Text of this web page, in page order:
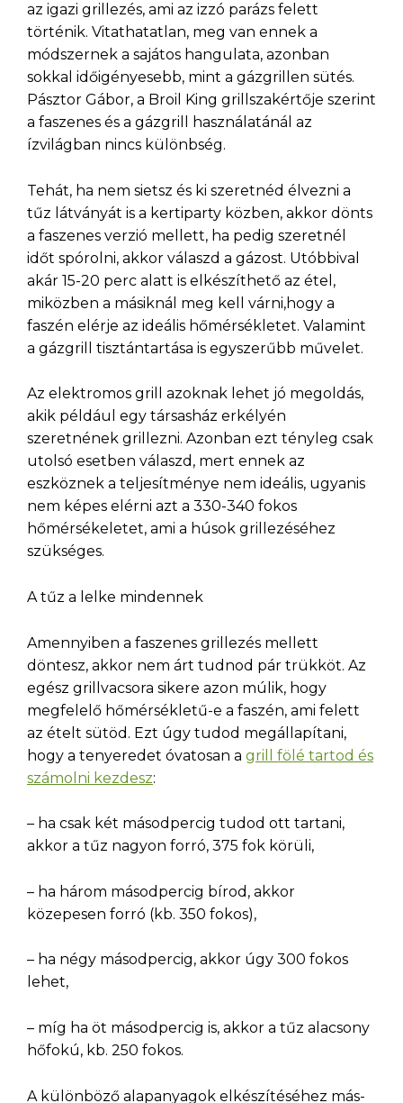
az igazi grillezés, ami az izzó parázs felett
történik. Vitathatatlan, meg van ennek a
módszernek a sajátos hangulata, azonban
sokkal időigényesebb, mint a gázgrillen sütés.
Pásztor Gábor, a Broil King grillszakértője szerint
a faszenes és a gázgrill használatánál az
ízvilágban nincs különbség.
Tehát, ha nem sietsz és ki szeretnéd élvezni a
tűz látványát is a kertiparty közben, akkor dönts
a faszenes verzió mellett, ha pedig szeretnél
időt spórolni, akkor válaszd a gázost. Utóbbival
akár 15-20 perc alatt is elkészíthető az étel,
miközben a másiknál meg kell várni,hogy a
faszén elérje az ideális hőmérsékletet. Valamint
a gázgrill tisztántartása is egyszerűbb művelet.
Az elektromos grill azoknak lehet jó megoldás,
akik például egy társasház erkélyén
szeretnének grillezni. Azonban ezt tényleg csak
utolsó esetben válaszd, mert ennek az
eszköznek a teljesítménye nem ideális, ugyanis
nem képes elérni azt a 330-340 fokos
hőmérsékeletet, ami a húsok grillezéséhez
szükséges.
A tűz a lelke mindennek
Amennyiben a faszenes grillezés mellett
döntesz, akkor nem árt tudnod pár trükköt. Az
egész grillvacsora sikere azon múlik, hogy
megfelelő hőmérsékletű-e a faszén, ami felett
az ételt sütöd. Ezt úgy tudod megállapítani,
hogy a tenyeredet óvatosan a grill fölé tartod és
számolni kezdesz:
– ha csak két másodpercig tudod ott tartani,
akkor a tűz nagyon forró, 375 fok körüli,
– ha három másodpercig bírod, akkor
közepesen forró (kb. 350 fokos),
– ha négy másodpercig, akkor úgy 300 fokos
lehet,
– míg ha öt másodpercig is, akkor a tűz alacsony
hőfokú, kb. 250 fokos.
A különböző alapanyagok elkészítéséhez más-